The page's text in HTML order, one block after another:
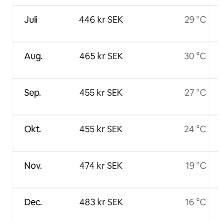
Juli
Aug.
Sep.
Okt.
Nov.
Dec.
446 kr SEK
465 kr SEK
455 kr SEK
455 kr SEK
474 kr SEK
483 kr SEK
29 °C
30 °C
27 °C
24 °C
19 °C
16 °C